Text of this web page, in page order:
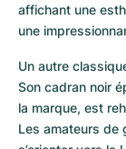
affichant une
une
Un autre
Son cadran noir
la marque, est
Les amateurs de